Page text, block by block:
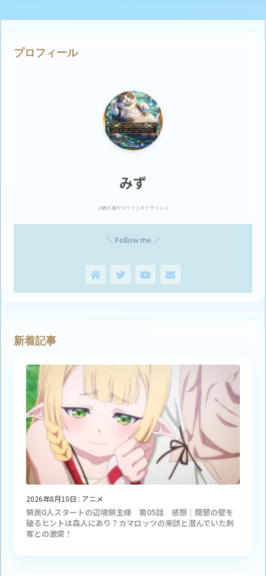
プロフィール
みず
23歳の猫がカワイスギクライシス
＼ Follow me ／
新着記事
2026年8月10日 : アニメ
領民0人スタートの辺境領主様 第05話 感想｜開墾の壁を
破るヒントは森人にあり？カマロッツの来訪と潜んでいた刺
客との激突！